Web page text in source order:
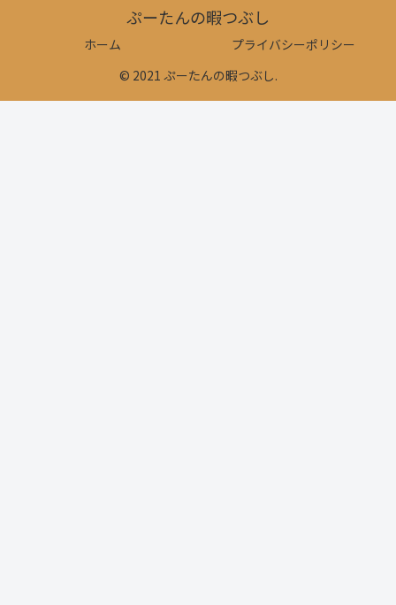
ぷーたんの暇つぶし
ホーム
プライバシーポリシー
© 2021 ぷーたんの暇つぶし.